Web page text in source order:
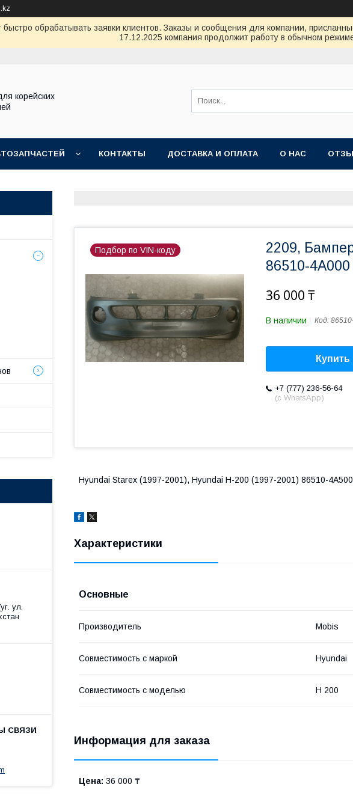
обрабатывать заявки клиентов. Заказы и сообщения для компании,
17.12.2025 компания продолжит работу в обычном
корейских
КОНТАКТЫ ДОСТАВКА И ОПЛАТА О НАС
Подбор по VIN-коду
2209,
86510-4A000
36 000 ₸
В наличии Код:
Купить
+7 (777) 236-56-64
(с WhatsApp)
Hyundai Starex (1997-2001), Hyundai H-200 (1997-2001) 86510-4A500
Характеристики
Основные
Производитель Mobis
Совместимость с маркой Hyundai
Совместимость с моделью H 200
Информация для заказа
Цена: 36 000 ₸
ул.